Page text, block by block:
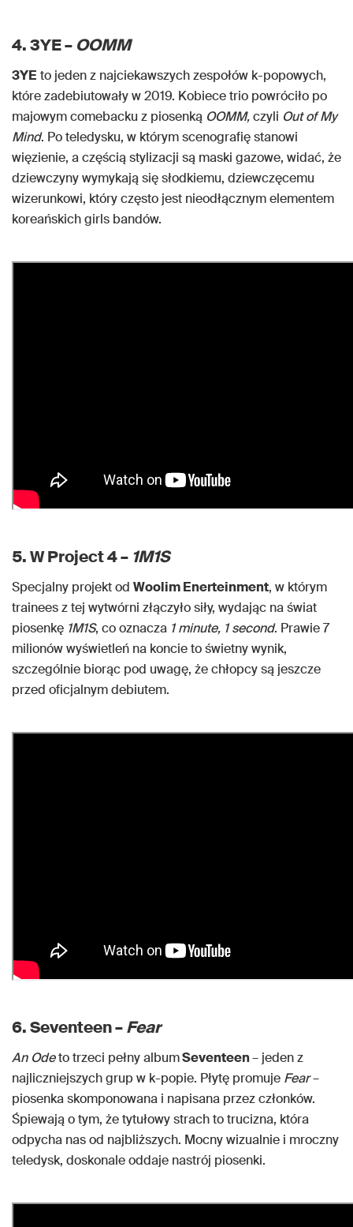
4. 3YE – OOMM
3YE to jeden z najciekawszych zespołów k-popowych,
które zadebiutowały w 2019. Kobiece trio powróciło po
majowym comebacku z piosenką OOMM,czyli Out of My
Mind. Po teledysku, w którym scenografię stanowi
więzienie, a częścią stylizacji są maski gazowe, widać, że
dziewczyny wymykają się słodkiemu, dziewczęcemu
wizerunkowi, który często jest nieodłącznym elementem
koreańskich girls bandów.
5. W Project 4 – 1M1S
Specjalny projekt od Woolim Enerteinment, w którym
trainees z tej wytwórni złączyło siły, wydając na świat
piosenkę 1M1S, co oznacza 1 minute, 1 second. Prawie 7
milionów wyświetleń na koncie to świetny wynik,
szczególnie biorąc pod uwagę, że chłopcy są jeszcze
przed oficjalnym debiutem.
6. Seventeen –Fear
An Odeto trzeci pełny albumSeventeen– jeden z
najliczniejszych grup w k-popie. Płytę promuje Fear–
piosenka skomponowana i napisana przez członków.
Śpiewają o tym, że tytułowy strach to trucizna, która
odpycha nas od najbliższych. Mocny wizualnie i mroczny
teledysk, doskonale oddaje nastrój piosenki.